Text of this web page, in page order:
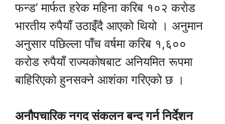
फन्ड’ मार्फत हरेक महिना करिब १०२ करोड
भारतीय रुपैयाँ उठाइँदै आएको थियो । अनुमान
अनुसार पछिल्ला पाँच वर्षमा करिब १,६००
करोड रुपैयाँ राज्यकोषबाट अनियमित रूपमा
बाहिरिएको हुनसक्ने आशंका गरिएको छ ।
अनौपचारिक नगद संकलन बन्द गर्न निर्देशन